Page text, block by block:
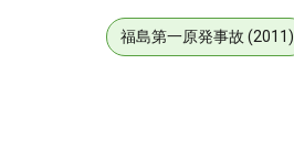
福島第一原発事故 (2011)